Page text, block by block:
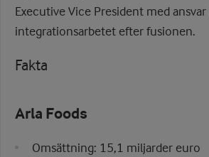
Executive Vice President med
integrationsarbetet efter fusionen.
Fakta
Arla Foods
Omsättning: 15,1 miljarder euro